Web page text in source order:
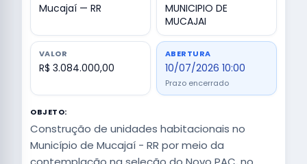
Mucajaí — RR
MUNICIPIO DE
MUCAJAI
VALOR
R$ 3.084.000,00
ABERTURA
10/07/2026 10:00
Prazo encerrado
OBJETO:
Construção de unidades habitacionais no
Município de Mucajaí - RR por meio da